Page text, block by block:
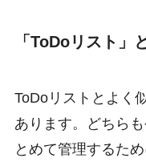
「ToDoリスト」
ToDoリストとよく
あります。どちら
とめて管理するため